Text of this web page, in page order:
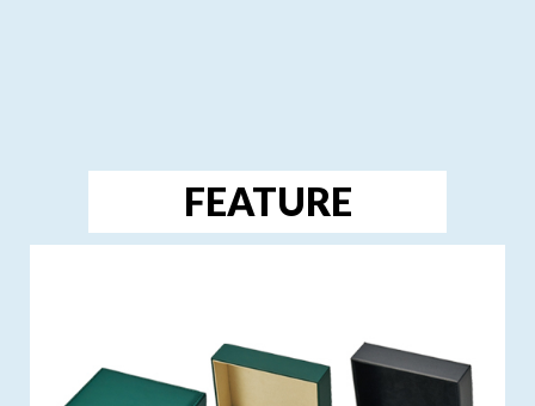
FEATURE